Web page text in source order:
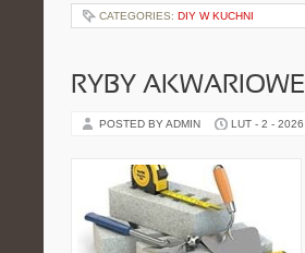
CATEGORIES: DIY W KUCHNI
RYBY AKWARIOWE
POSTED BY ADMIN LUT - 2 - 2026